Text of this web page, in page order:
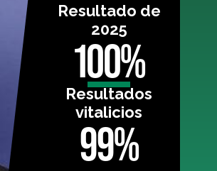
Resultado de
2025
100%
Resultados
vitalicios
99%